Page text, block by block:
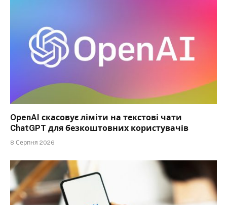
OpenAI скасовує ліміти на текстові чати
ChatGPT для безкоштовних користувачів
8 Серпня 2026